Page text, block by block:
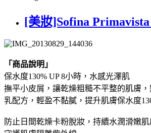
[美妝]Sofina
「商品說明」
保水度130% UP 8小時，水感光澤肌
撫平小皮屑，讓乾燥粗糙不平整的肌膚
乳配方，輕盈不黏膩，提升肌膚保水度
防止日間乾燥卡粉脫妝，持續水潤滑嫩